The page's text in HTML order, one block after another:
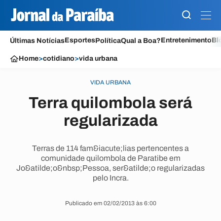
Últimas NotíciasEsportesPolíticaQual a Boa?Entretenimento
Home>cotidiano>vida urbana
VIDA URBANA
Terra quilombola será
regularizada
Terras de 114 fam&iacute;lias pertencentes a
comunidade quilombola de Paratibe em
Jo&atilde;o&nbsp;Pessoa, ser&atilde;o regularizadas
pelo Incra.
Publicado em 02/02/2013 às 6:00